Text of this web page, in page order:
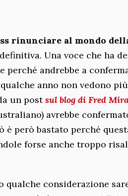
rinunciare al mondo
Una voce che ha
perché andrebbe a
anno non vedono
un postsul blog di Fred
avrebbe
è però bastato perché
forse anche troppo
qualche considerazione